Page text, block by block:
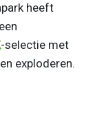
heeft
-selectie met
exploderen.